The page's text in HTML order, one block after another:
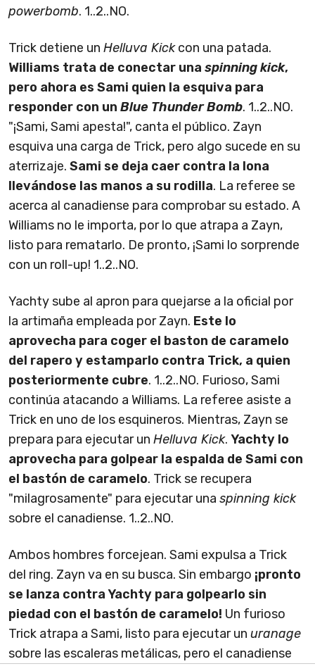
powerbomb. 1..2..NO.
Trick detiene un Helluva Kickcon una patada.
Williams trata de conectar una spinning kick,
pero ahora es Sami quien la esquiva para
responder con un Blue Thunder Bomb. 1..2..NO.
"¡Sami, Sami apesta!", canta el público. Zayn
esquiva una carga de Trick, pero algo sucede en su
aterrizaje. Sami se deja caer contra la lona
llevándose las manos a su rodilla. La referee se
acerca al canadiense para comprobar su estado. A
Williams no le importa, por lo que atrapa a Zayn,
listo para rematarlo. De pronto, ¡Sami lo sorprende
con un roll-up! 1..2..NO.
Yachty sube al apron para quejarse a la oficial por
la artimaña empleada por Zayn. Este lo
aprovecha para coger el baston de caramelo
del rapero y estamparlo contra Trick, a quien
posteriormente cubre. 1..2..NO. Furioso, Sami
continúa atacando a Williams. La referee asiste a
Trick en uno de los esquineros. Mientras, Zayn se
prepara para ejecutar un Helluva Kick. Yachty lo
aprovecha para golpear la espalda de Sami con
el bastón de caramelo. Trick se recupera
"milagrosamente" para ejecutar una spinning kick
sobre el canadiense. 1..2..NO.
Ambos hombres forcejean. Sami expulsa a Trick
del ring. Zayn va en su busca. Sin embargo ¡pronto
se lanza contra Yachty para golpearlo sin
piedad con el bastón de caramelo! Un furioso
Trick atrapa a Sami, listo para ejecutar un uranage
sobre las escaleras metálicas, pero el canadiense